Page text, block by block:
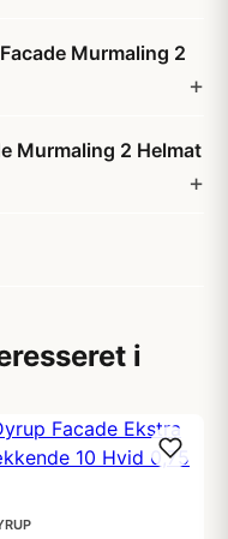
Murmaling 2
Murmaling 2 Helmat
i